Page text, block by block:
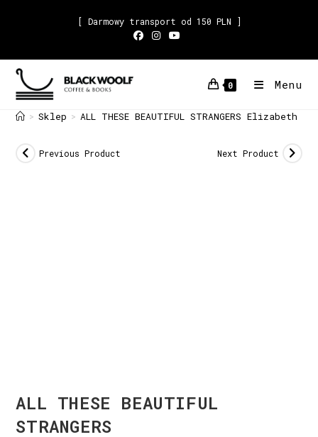
[ Darmowy transport od 150 PLN ]
0 Menu
> Sklep > ALL THESE BEAUTIFUL STRANGERS Elizabeth
Previous Product Next Product
ALL THESE BEAUTIFUL
STRANGERS